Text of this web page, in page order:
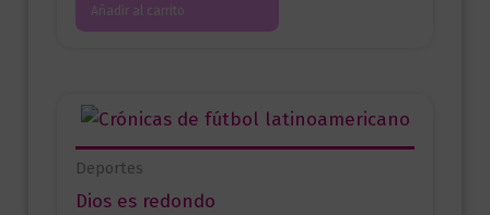
Añadir al carrito
Deportes
Dios es redondo